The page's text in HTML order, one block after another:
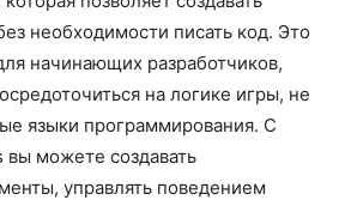
необходимости писать код. Это
начинающих разработчиков,
на логике игры, не
языки программирования. С
можете создавать
управлять поведением